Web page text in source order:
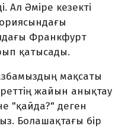
Ал Әміре кезекті
Франкфурт
қатысады.
мақсаты
жайын анықтау
"қайда?" деген
Болашақтағы бір